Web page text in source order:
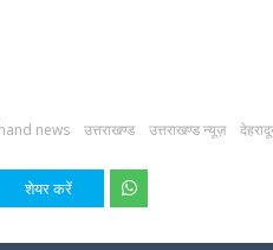
news उत्तराखण्ड उत्तराखण्ड न्यूज़
शेयर करें